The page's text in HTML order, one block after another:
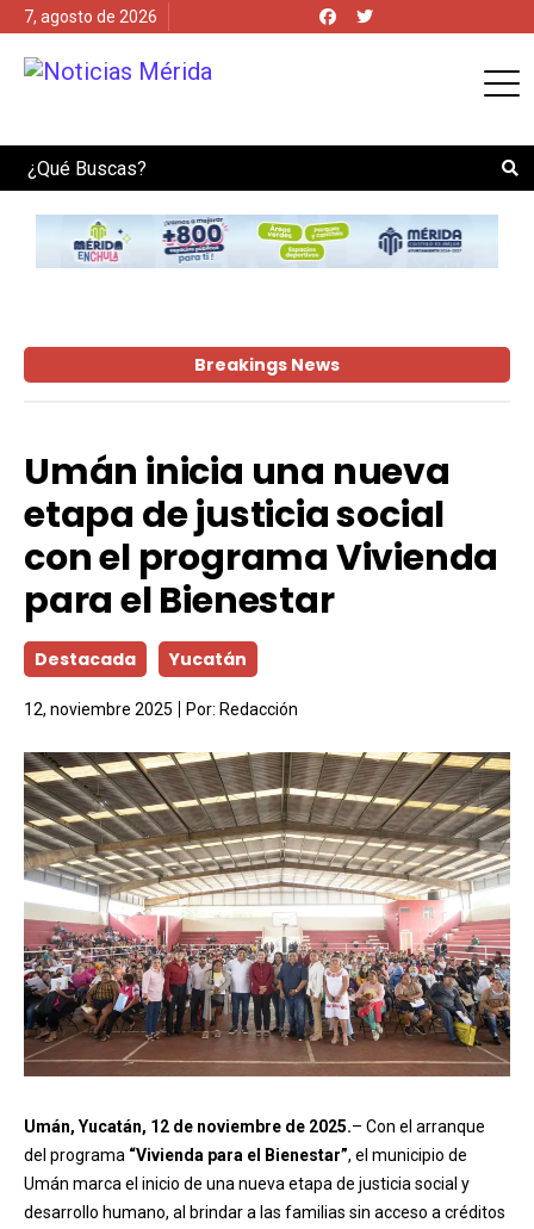
7, agosto de 2026
Search
Breakings News
Umán inicia una nueva
etapa de justicia social
con el programa Vivienda
para el Bienestar
Destacada Yucatán
12, noviembre 2025 Por: Redacción
Umán, Yucatán, 12 de noviembre de 2025.– Con el arranque
del programa “Vivienda para el Bienestar”, el municipio de
Umán marca el inicio de una nueva etapa de justicia social y
desarrollo humano, al brindar a las familias sin acceso a créditos